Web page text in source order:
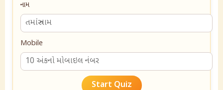
નામ
Mobile
Start Quiz